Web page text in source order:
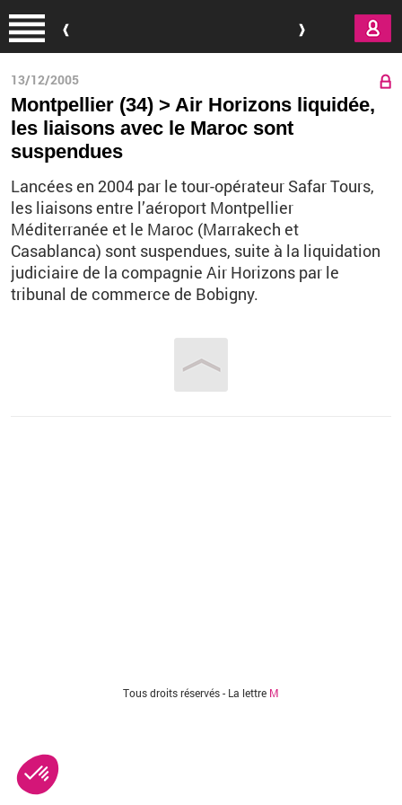
13/12/2005
Montpellier (34) > Air Horizons liquidée,
les liaisons avec le Maroc sont
suspendues
Lancées en 2004 par le tour-opérateur Safar Tours,
les liaisons entre l’aéroport Montpellier
Méditerranée et le Maroc (Marrakech et
Casablanca) sont suspendues, suite à la liquidation
judiciaire de la compagnie Air Horizons par le
tribunal de commerce de Bobigny.
Tous droits réservés - La lettre M